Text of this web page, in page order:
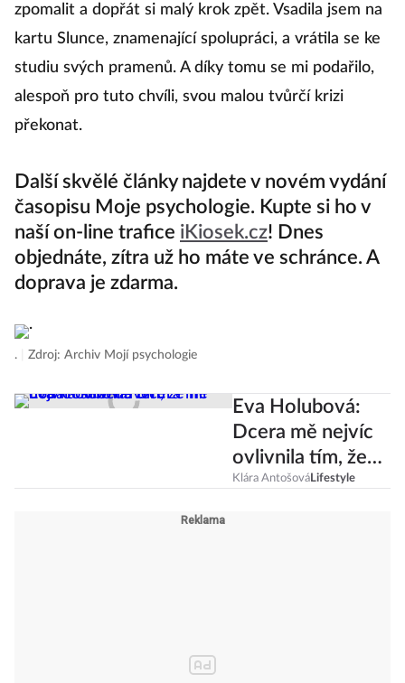
zpomalit a dopřát si malý krok zpět. Vsadila jsem na
kartu Slunce, znamenající spolupráci, a vrátila se ke
studiu svých pramenů. A díky tomu se mi podařilo,
alespoň pro tuto chvíli, svou malou tvůrčí krizi
překonat.
Další skvělé články najdete v novém vydání
časopisu Moje psychologie. Kupte si ho v
naší on-line trafice iKiosek.cz! Dnes
objednáte, zítra už ho máte ve schránce. A
doprava je zdarma.
. Zdroj: Archiv Mojí psychologie
Eva Holubová:
Dcera mě nejvíc
ovlivnila tím, že
mi dodala
Klára AntošováLifestyle